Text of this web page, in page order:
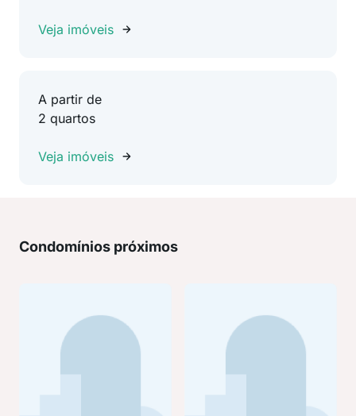
Veja imóveis
A partir de
2 quartos
Veja imóveis
Condomínios próximos